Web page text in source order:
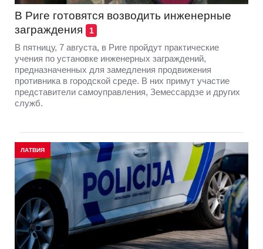
В Риге готовятся возводить инженерные
заграждения
1
В пятницу, 7 августа, в Риге пройдут практические
учения по установке инженерных заграждений,
предназначенных для замедления продвижения
противника в городской среде. В них примут участие
представители самоуправления, Земессардзе и других
служб.
ЛАТВИЯ